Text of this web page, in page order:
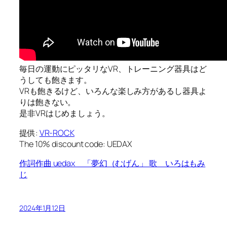
毎日の運動にピッタリなVR、トレーニング器具はど
うしても飽きます。
VRも飽きるけど、いろんな楽しみ方があるし器具よ
りは飽きない。
是非VRはじめましょう。
提供: VR-ROCK
The 10% discount code: UEDAX
作詞作曲 uedax 「夢幻（むげん」 歌 いろはもみ
じ
2024年1月12日